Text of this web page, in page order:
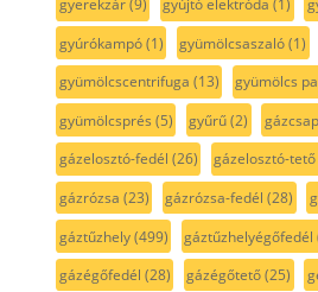
gyerekzár(9) gyújtó elektróda (1)
gyúrókampó(1) gyümölcsaszaló(1)
gyümölcscentrifuga (13) gyümölcs
gyümölcsprés (5) gyűrű(2) gázcsap
gázelosztó-fedél (26) gázelosztó-tető
gázrózsa (23) gázrózsa-fedél (28)
gáztűzhely(499) gáztűzhelyégőfedél
gázégőfedél (28) gázégőtető(25)